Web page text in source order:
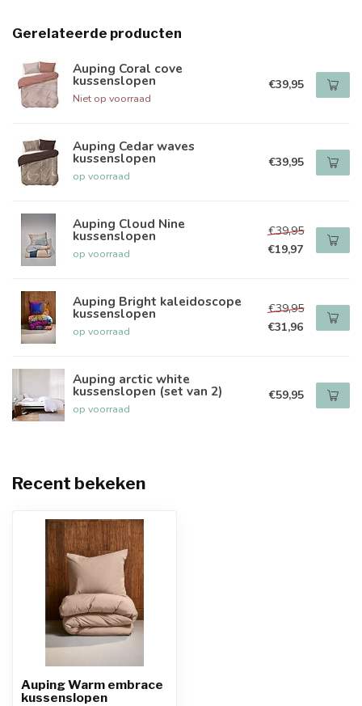
Gerelateerde producten
Auping Coral cove
kussenslopen
Niet op voorraad
€39,95
Auping Cedar waves
kussenslopen
op voorraad
€39,95
Auping Cloud Nine
kussenslopen
op voorraad
€39,95
€19,97
Auping Bright kaleidoscope
kussenslopen
op voorraad
€39,95
€31,96
Auping arctic white
kussenslopen (set van 2)
op voorraad
€59,95
Recent bekeken
Auping Warm embrace
kussenslopen